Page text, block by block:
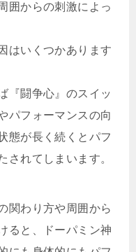
囲からの刺激によっ
はいくつかあります
『闘争心』のスイッ
パフォーマンスの向
態が長く続くとパフ
されてしまいます。
関わり方や周囲から
ると、ドーパミン神